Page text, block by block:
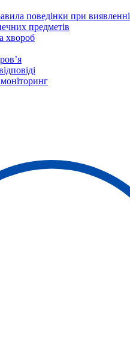
поведінки при виявленні
предметів
хвороб